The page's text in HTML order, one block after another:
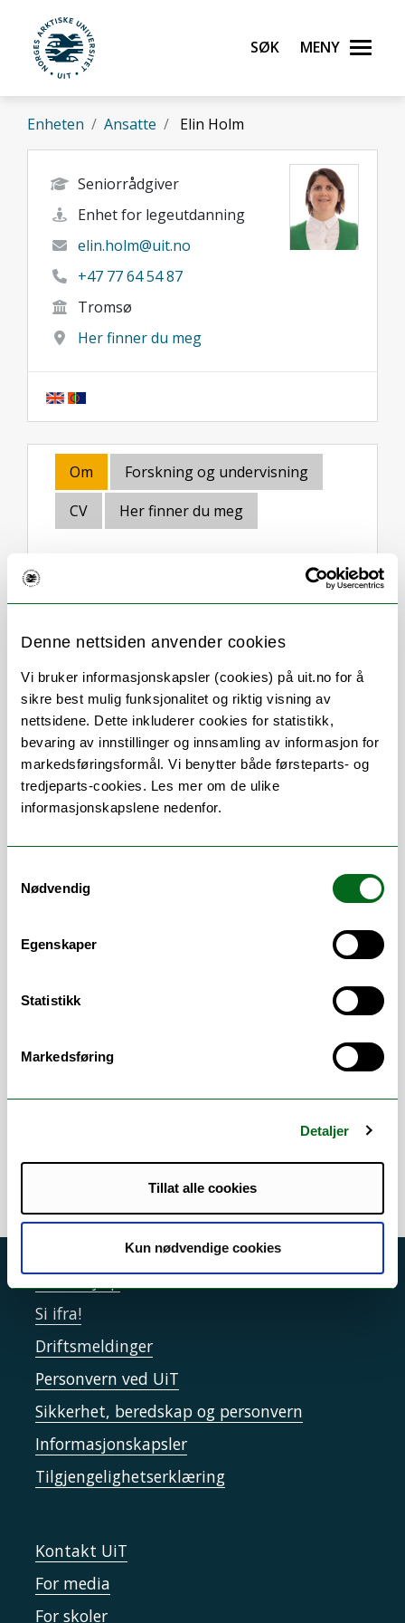
Denne nettsiden anvender cookies
Vi bruker informasjonskapsler (cookies) på uit.no for å
sikre best mulig funksjonalitet og riktig visning av
nettsidene. Dette inkluderer cookies for statistikk,
bevaring av innstillinger og innsamling av informasjon for
markedsføringsformål. Vi benytter både førsteparts- og
tredjeparts-cookies. Les mer om de ulike
informasjonskapslene nedenfor.
Nødvendig
Egenskaper
Statistikk
Markedsføring
Detaljer
Tillat alle cookies
Kun nødvendige cookies
Gå til hovedinnhold
UiT Norges arktiske universitet
Søk Meny
Enheten Ansatte Elin Holm
Seniorrådgiver
Enhet for legeutdanning
elin.holm@uit.no
+47 77 64 54 87
Tromsø
Her finner du meg
Om
Forskning og undervisning
CV
Her finner du meg
Stillingsbeskrivelse
Studiekonsulent for MED-2520 og
MED-2521
Studieveiledning for 4. års
medisinstudenter
Internasjonal koordinator for
Verneombud for
Delstudier i utlandet
/
Akutt hjelp
Si ifra!
Driftsmeldinger
Personvern ved UiT
Sikkerhet, beredskap og personvern
Informasjonskapsler
Tilgjengelighetserklæring
Kontakt UiT
For media
For skoler